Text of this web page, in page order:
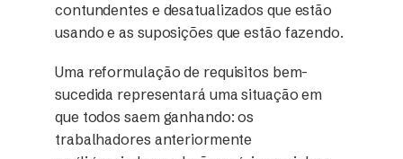
contundentes e desatualizados que estão
usando e as suposições que estão fazendo.
Uma reformulação de requisitos bem-
sucedida representará uma situação em
que todos saem ganhando: os
trabalhadores anteriormente